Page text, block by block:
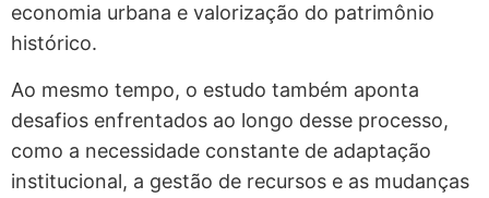
economia urbana e valorização do patrimônio
histórico.
Ao mesmo tempo, o estudo também aponta
desafios enfrentados ao longo desse processo,
como a necessidade constante de adaptação
institucional, a gestão de recursos e as mudanças